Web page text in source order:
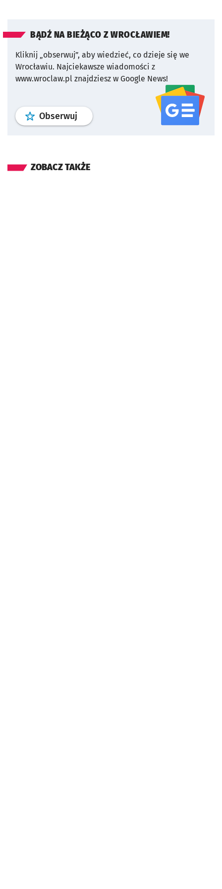
BĄDŹ NA BIEŻĄCO Z WROCŁAWIEM!
Kliknij „obserwuj”, aby wiedzieć, co dzieje się we
Wrocławiu. Najciekawsze wiadomości z
www.wroclaw.pl znajdziesz w Google News!
Obserwuj profil serwisu
ZOBACZ TAKŻE